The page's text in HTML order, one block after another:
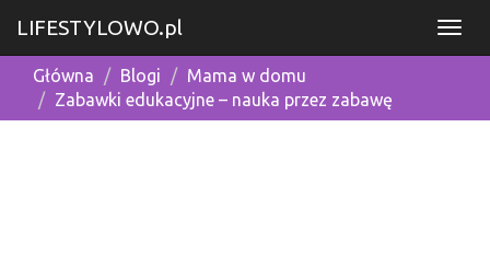
LIFESTYLOWO.pl
Główna Blogi
Mama w domu
Zabawki edukacyjne – nauka przez zabawę